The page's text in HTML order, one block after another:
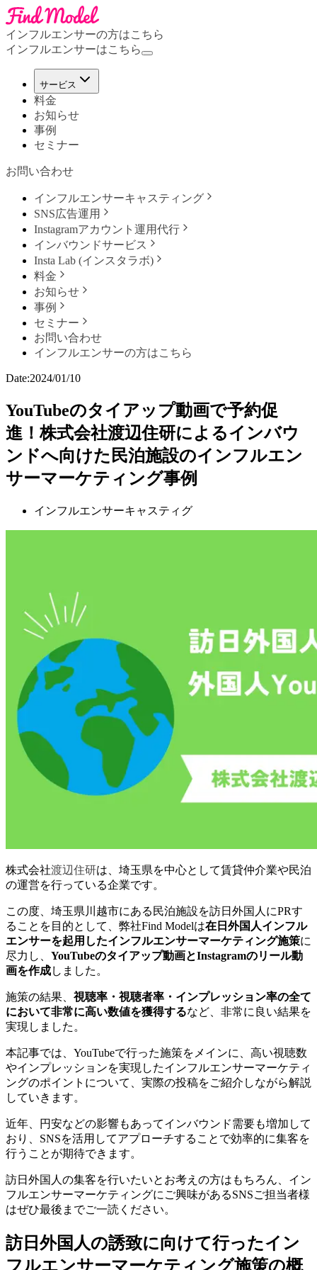
インフルエンサーの方はこちら
インフルエンサーはこちら
サービス
料金
お知らせ
事例
セミナー
お問い合わせ
インフルエンサーキャスティング
SNS広告運用
Instagramアカウント運用代行
インバウンドサービス
Insta Lab (インスタラボ)
料金
お知らせ
事例
セミナー
お問い合わせ
インフルエンサーの方はこちら
Date:2024/01/10
YouTubeのタイアップ動画で予約促
進！株式会社渡辺住研によるインバウ
ンドへ向けた民泊施設のインフルエン
サーマーケティング事例
インフルエンサーキャスティグ
株式会社渡辺住研は、埼玉県を中心として賃貸仲介業や民泊
の運営を行っている企業です。
この度、埼玉県川越市にある民泊施設を訪日外国人にPRす
ることを目的として、弊社Find Modelは在日外国人インフル
エンサーを起用したインフルエンサーマーケティング施策に
尽力し、 YouTubeのタイアップ動画とInstagramのリール動
画を作成しました。
施策の結果、 視聴率・視聴者率・インプレッション率の全て
において非常に高い数値を獲得するなど、非常に良い結果を
実現しました。
本記事では、YouTubeで行った施策をメインに、高い視聴数
やインプレッションを実現したインフルエンサーマーケティ
ングのポイントについて、実際の投稿をご紹介しながら解説
していきます。
近年、円安などの影響もあってインバウンド需要も増加して
おり、SNSを活用してアプローチすることで効率的に集客を
行うことが期待できます。
訪日外国人の集客を行いたいとお考えの方はもちろん、イン
フルエンサーマーケティングにご興味があるSNSご担当者様
はぜひ最後までご一読ください。
訪日外国人の誘致に向けて行ったイン
フルエンサーマーケティング施策の概